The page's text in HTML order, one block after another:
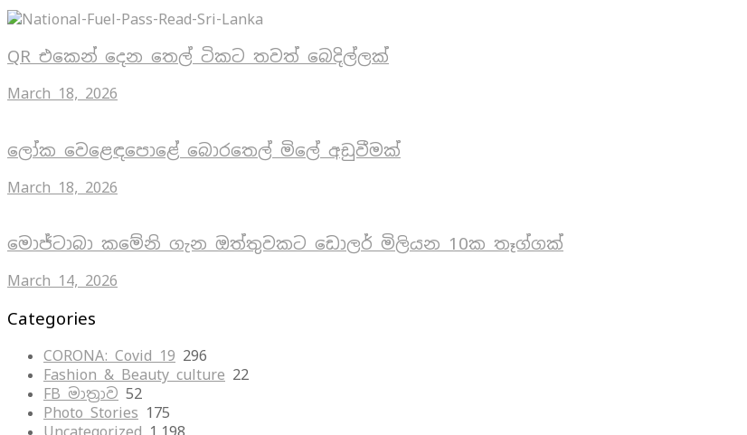
QR එකෙන් දෙන තෙල් ටිකට තවත් බෙදිල්ලක්
March 18, 2026
ලෝක වෙළෙඳපොළේ බොරතෙල් මිලේ අඩුවීමක්
March 18, 2026
මොජ්ටාබා කමේනි ගැන ඔත්තුවකට ඩොලර් මිලියන 10ක තෑග්ගක්
March 14, 2026
Categories
CORONA: Covid 19 296
Fashion & Beauty culture 22
FB මාත්‍රාව 52
Photo Stories 175